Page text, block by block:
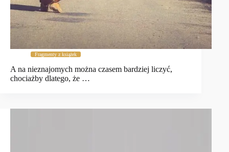
Fragmenty z książek
A na nieznajomych można czasem bardziej liczyć,
chociażby dlatego, że …